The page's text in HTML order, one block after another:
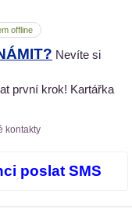
offline
Nevíte si
první krok! Kartářka
kontakty
poslat SMS